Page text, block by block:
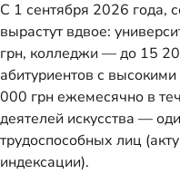
С 1 сентября 2026 года,
вырастут вдвое:
грн, колледжи — до 15
абитуриентов с
000 грн ежемесячно в
деятелей искусства —
трудоспособных лиц
индексации).